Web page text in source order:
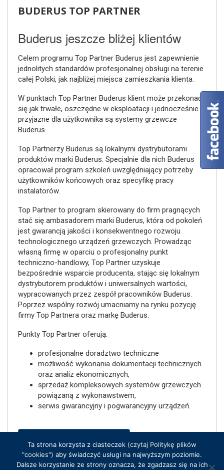
BUDERUS TOP PARTNER
Buderus jeszcze bliżej klientów
Celem programu Top Partner Buderus jest zapewnienie
jednolitych standardów profesjonalnej obsługi na terenie
całej Polski, jak najbliżej miejsca zamieszkania klienta.
W punktach Top Partner Buderus klient może przekonać
się jak trwałe, oszczędne w eksploatacji i jednocześnie
przyjazne dla użytkownika są systemy grzewcze
Buderus.
Top Partnerzy Buderus są lokalnymi dystrybutorami
produktów marki Buderus. Specjalnie dla nich Buderus
opracował program szkoleń uwzględniający potrzeby
użytkowników końcowych oraz specyfikę pracy
instalatorów.
Top Partner to program skierowany do firm pragnących
stać się ambasadorem marki Buderus, która od pokoleń
jest gwarancją jakości i konsekwentnego rozwoju
technologicznego urządzeń grzewczych. Prowadząc
własną firmę w oparciu o profesjonalny punkt
techniczno-handlowy, Top Partner uzyskuje
bezpośrednie wsparcie producenta, stając się lokalnym
dystrybutorem produktów i uniwersalnych wartości,
wypracowanych przez zespół pracowników Buderus.
Poprzez wspólny rozwój umacniamy na rynku pozycję
firmy Top Partnera oraz markę Buderus.
Punkty Top Partner oferują:
profesjonalne doradztwo techniczne
możliwość wykonania dokumentacji technicznych
oraz analiz ekonomicznych,
sprzedaż kompleksowych systemów grzewczych
powiązaną z wykonawstwem,
serwis gwarancyjny i pogwarancyjny urządzeń.
Wróć na stronę główną
Ta strona korzysta z ciasteczek (czytaj Politykę plików
"cookies") aby świadczyć usługi na najwyższym poziomie.
Dalsze korzystanie ze strony oznacza, że zgadzasz się na ich